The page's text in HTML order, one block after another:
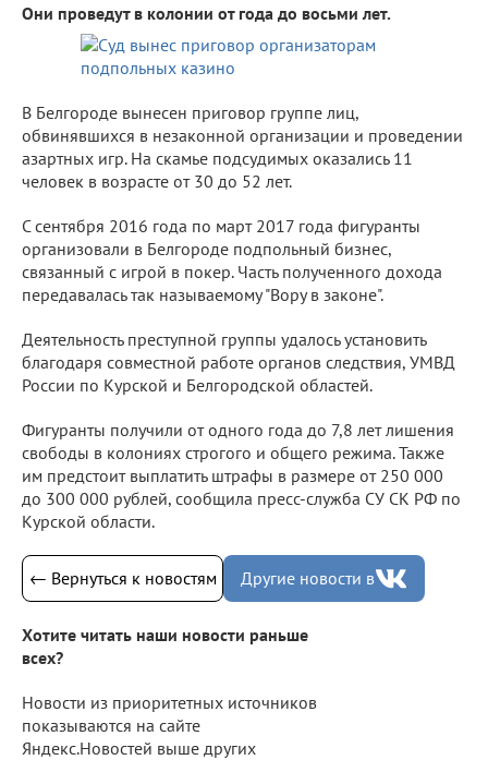
Они проведут в колонии от года до восьми лет.
В Белгороде вынесен приговор группе лиц,
обвинявшихся в незаконной организации и проведении
азартных игр. На скамье подсудимых оказались 11
человек в возрасте от 30 до 52 лет.
С сентября 2016 года по март 2017 года фигуранты
организовали в Белгороде подпольный бизнес,
связанный с игрой в покер. Часть полученного дохода
передавалась так называемому "Вору в законе".
Деятельность преступной группы удалось установить
благодаря совместной работе органов следствия, УМВД
России по Курской и Белгородской областей.
Фигуранты получили от одного года до 7,8 лет лишения
свободы в колониях строгого и общего режима. Также
им предстоит выплатить штрафы в размере от 250 000
до 300 000 рублей, сообщила пресс-служба СУ СК РФ по
Курской области.
← Вернуться к новостям Другие новости в
Хотите читать наши новости раньше
всех?
Новости из приоритетных источников
показываются на сайте
Яндекс.Новостей выше других